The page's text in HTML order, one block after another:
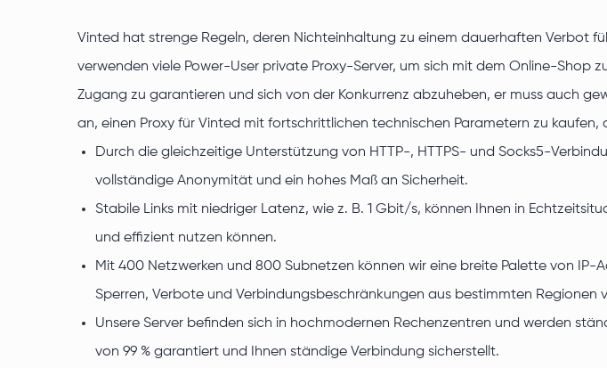
Vinted hat strenge Regeln, deren Nichteinhaltung zu einem dauerhaften Verbot
verwenden viele Power-User private Proxy-Server, um sich mit dem Online-Shop
Zugang zu garantieren und sich von der Konkurrenz abzuheben, er muss auch
an, einen Proxy für Vinted mit fortschrittlichen technischen Parametern zu
Durch die gleichzeitige Unterstützung von HTTP-, HTTPS- und Socks5-
vollständige Anonymität und ein hohes Maß an Sicherheit.
Stabile Links mit niedriger Latenz, wie z. B. 1 Gbit/s, können Ihnen in
und effizient nutzen können.
Mit 400 Netzwerken und 800 Subnetzen können wir eine breite Palette von
Sperren, Verbote und Verbindungsbeschränkungen aus bestimmten Regionen
Unsere Server befinden sich in hochmodernen Rechenzentren und werden
von 99 % garantiert und Ihnen ständige Verbindung sicherstellt.